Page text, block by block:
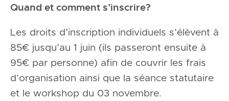
Quand et comment s’inscrire?
Les droits d’inscription individuels s’élèvent à
85€ jusqu’au 1 juin (ils passeront ensuite à
95€ par personne) afin de couvrir les frais
d’organisation ainsi que la séance statutaire
et le workshop du 03 novembre.